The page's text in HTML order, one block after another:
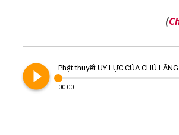
(
play_circle_filled Phật thuyết UY LỰC CỦA CHÚ
00:00